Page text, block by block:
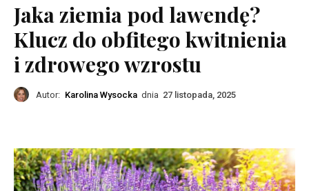
Jaka ziemia pod lawendę?
Klucz do obfitego kwitnienia
i zdrowego wzrostu
Autor: Karolina Wysocka dnia 27 listopada, 2025